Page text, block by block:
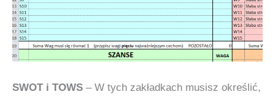
SWOT i TOWS – W tych zakładkach musisz określić,